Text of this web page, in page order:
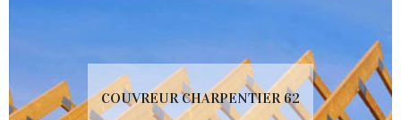
COUVREUR CHARPENTIER 62